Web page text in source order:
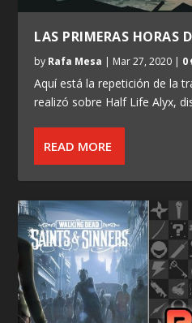
LAS PRIMERAS HORAS
by Rafa Mesa | Mar 27, 2020 | 0
Aquí está la repetición de la
realizó sobre Half Life Alyx,
READ MORE